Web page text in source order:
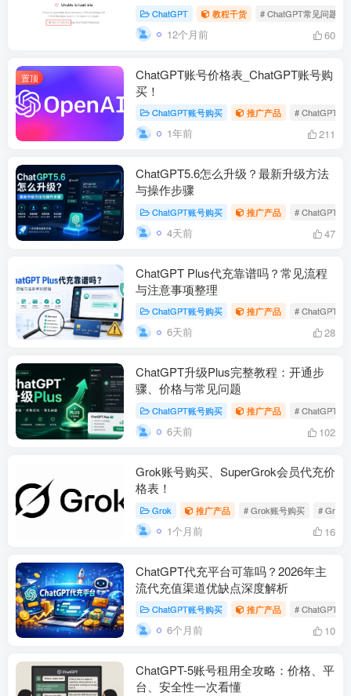
ChatGPT 教程干货 # ChatGPT常见问题解
12个月前 60
置顶
ChatGPT账号价格表_ChatGPT账号购
买！
ChatGPT账号购买 推广产品 # ChatGPT共
1年前 211
ChatGPT5.6怎么升级？最新升级方法
与操作步骤
ChatGPT账号购买 推广产品 #
4天前 47
ChatGPT Plus代充靠谱吗？常见流程
与注意事项整理
ChatGPT账号购买 推广产品 # ChatGPT
6天前 28
ChatGPT升级Plus完整教程：开通步
骤、价格与常见问题
ChatGPT账号购买 推广产品 # ChatGPT
6天前 102
Grok账号购买、SuperGrok会员代充价
格表！
Grok 推广产品 # Grok账号购买 # Grok
1个月前 16
ChatGPT代充平台可靠吗？2026年主
流代充值渠道优缺点深度解析
ChatGPT账号购买 推广产品 # ChatGPT
6个月前 10
ChatGPT-5账号租用全攻略：价格、平
台、安全性一次看懂